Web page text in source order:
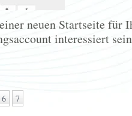
neuen Startseite für
interessiert
6 7